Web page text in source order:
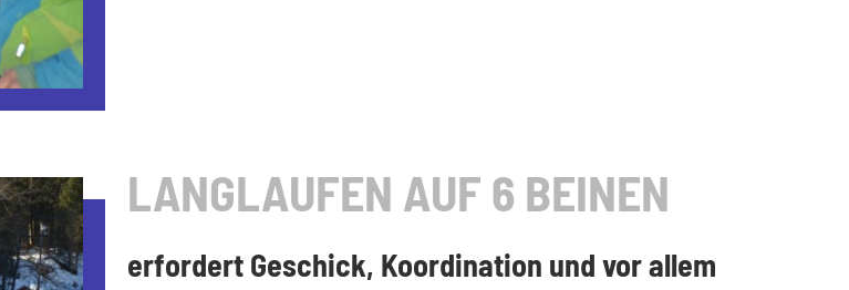
LANGLAUFEN AUF 6 BEINEN
erfordert Geschick, Koordination und vor allem